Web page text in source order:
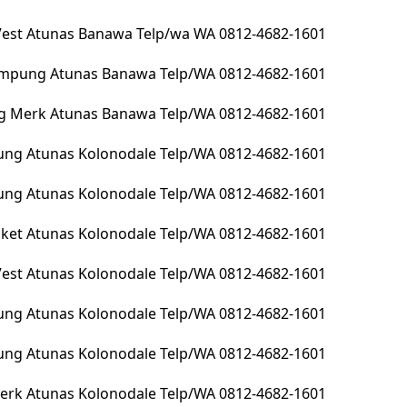
Atunas Banawa Telp/wa WA 0812-4682-1601
Atunas Banawa Telp/WA 0812-4682-1601
Atunas Banawa Telp/WA 0812-4682-1601
Atunas Kolonodale Telp/WA 0812-4682-1601
Atunas Kolonodale Telp/WA 0812-4682-1601
Atunas Kolonodale Telp/WA 0812-4682-1601
Atunas Kolonodale Telp/WA 0812-4682-1601
Atunas Kolonodale Telp/WA 0812-4682-1601
Atunas Kolonodale Telp/WA 0812-4682-1601
Atunas Kolonodale Telp/WA 0812-4682-1601